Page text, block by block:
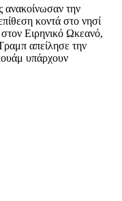
ανακοίνωσαν την
κοντά στο νησί
Ειρηνικό Ωκεανό,
απείλησε την
υπάρχουν